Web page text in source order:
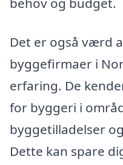
Det er også værd
byggefirmaer i
erfaring. De
for byggeri i
byggetilladelser
Dette kan spare